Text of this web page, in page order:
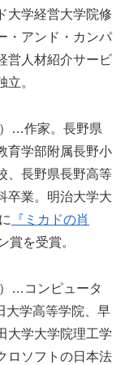
大学経営大学院修
・アンド・カンパ
営人材紹介サービ
。
…作家。長野県
育学部附属長野小
、長野県長野高等
卒業。明治大学大
『ミカドの肖
賞を受賞。
…コンピュータ
大学高等学院、早
大学大学院理工学
ロソフトの日本法